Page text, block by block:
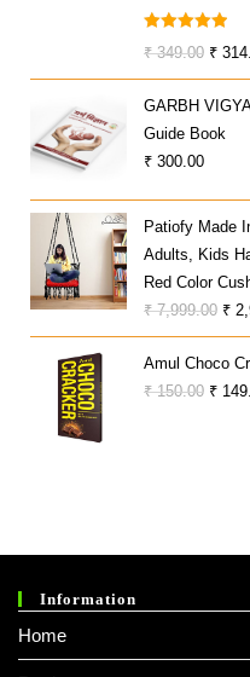
Rated 5.00
₹349.00
Price
Was:
₹
₹
GARBH
Guide Book
₹ 300.00
Patiofy Made
Adults, Kids
Red Color
₹7,999.00
₹
₹
Amul Choco
₹150.00 ₹
Information
Home